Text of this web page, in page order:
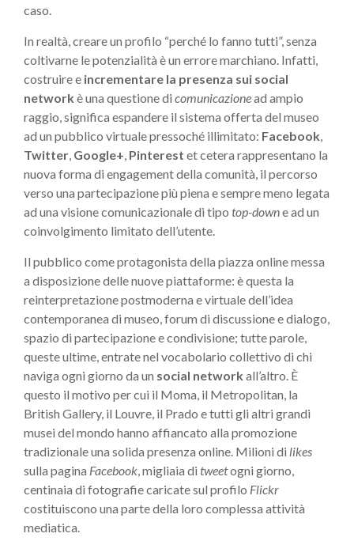
caso.
In realtà, creare un profilo “perché lo fanno tutti”, senza
coltivarne le potenzialità è un errore marchiano. Infatti,
costruire e incrementare la presenza sui social
network è una questione di comunicazionead ampio
raggio, significa espandere il sistema offerta del museo
ad un pubblico virtuale pressoché illimitato: Facebook
Twitter Google+ Pinterest et cetera rappresentano la
nuova forma di engagement della comunità, il percorso
verso una partecipazione più piena e sempre meno legata
ad una visione comunicazionale di tipo top-downe ad un
coinvolgimento limitato dell’utente.
Il pubblico come protagonista della piazza online messa
a disposizione delle nuove piattaforme: è questa la
reinterpretazione postmoderna e virtuale dell’idea
contemporanea di museo, forum di discussione e dialogo,
spazio di partecipazione e condivisione; tutte parole,
queste ultime, entrate nel vocabolario collettivo di chi
naviga ogni giorno da un social network all’altro. È
questo il motivo per cui il Moma, il Metropolitan, la
British Gallery, il Louvre, il Prado e tutti gli altri grandi
musei del mondo hanno affiancato alla promozione
tradizionale una solida presenza online. Milioni di likes
sulla pagina Facebook , migliaia di tweetogni giorno,
centinaia di fotografie caricate sul profilo Flickr
costituiscono una parte della loro complessa attività
mediatica.